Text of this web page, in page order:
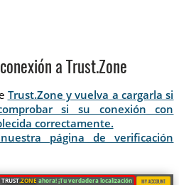
a Trust.Zone
Trust.Zone y vuelva a cargarla si
si su conexión con
correctamente.
página de verificación
TRUST.ZONE ahora! ¡Tu verdadera localización está oculta!